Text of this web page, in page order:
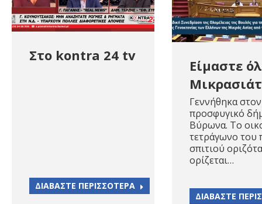
Στο kontra 24 tv
ΔΙΑΒΑΣΤΕ ΠΕΡΙΣΣΟΤΕΡΑ
Είμαστε
Γεννήθηκα στον
προσφυγικό
Βύρωνα. Το
τετράγωνο του
σπιτιού
ορίζεται…
ΔΙΑΒΑΣΤΕ